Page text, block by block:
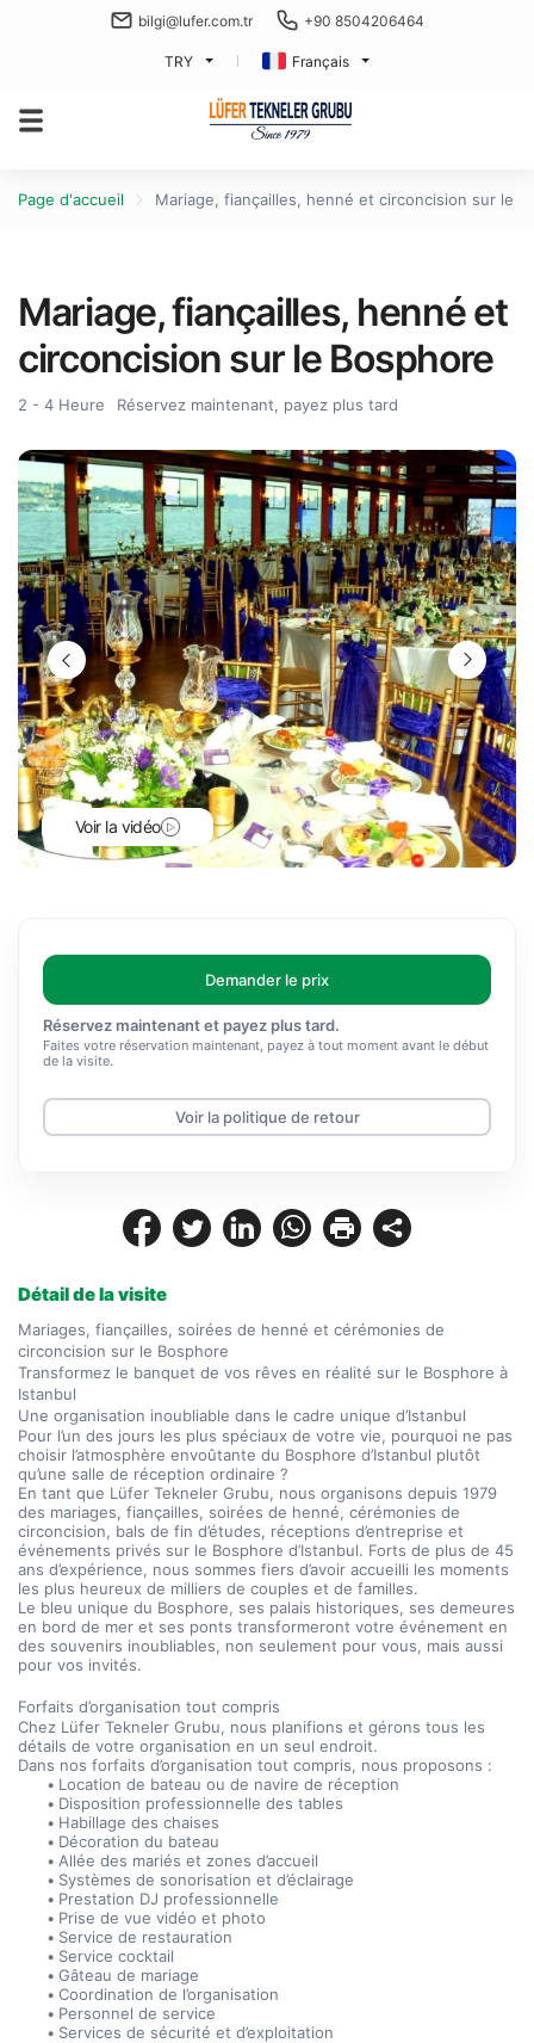
bilgi@lufer.com.tr +90 8504206464
TRY Français
Page d'accueil Mariage, fiançailles, henné et circoncision sur le
Détail de la visite
Mariages, fiançailles, soirées de henné et cérémonies de
circoncision sur le Bosphore
Transformez le banquet de vos rêves en réalité sur le Bosphore à
Istanbul
Une organisation inoubliable dans le cadre unique d’Istanbul
Pour l’un des jours les plus spéciaux de votre vie, pourquoi ne pas
choisir l’atmosphère envoûtante du Bosphore d’Istanbul plutôt
qu’une salle de réception ordinaire ?
En tant que Lüfer Tekneler Grubu, nous organisons depuis 1979
des mariages, fiançailles, soirées de henné, cérémonies de
circoncision, bals de fin d’études, réceptions d’entreprise et
événements privés sur le Bosphore d’Istanbul. Forts de plus de 45
ans d’expérience, nous sommes fiers d’avoir accueilli les moments
les plus heureux de milliers de couples et de familles.
Le bleu unique du Bosphore, ses palais historiques, ses demeures
en bord de mer et ses ponts transformeront votre événement en
des souvenirs inoubliables, non seulement pour vous, mais aussi
pour vos invités.
Forfaits d’organisation tout compris
Chez Lüfer Tekneler Grubu, nous planifions et gérons tous les
détails de votre organisation en un seul endroit.
Dans nos forfaits d’organisation tout compris, nous proposons :
Location de bateau ou de navire de réception
Disposition professionnelle des tables
Habillage des chaises
Décoration du bateau
Allée des mariés et zones d’accueil
Systèmes de sonorisation et d’éclairage
Prestation DJ professionnelle
Prise de vue vidéo et photo
Service de restauration
Service cocktail
Gâteau de mariage
Coordination de l’organisation
Personnel de service
Services de sécurité et d’exploitation
Mariage, fiançailles, henné et
circoncision sur le Bosphore
2 - 4 Heure Réservez maintenant, payez plus tard
Voir la vidéo
Demander le prix
Réservez maintenant et payez plus tard.
Faites votre réservation maintenant, payez à tout moment avant le début
de la visite.
Voir la politique de retour